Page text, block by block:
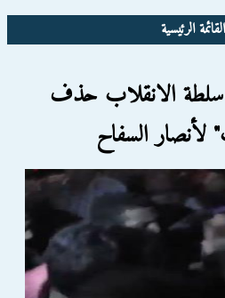
القائمة الرئيسية
الانقلاب حذف
السفاح